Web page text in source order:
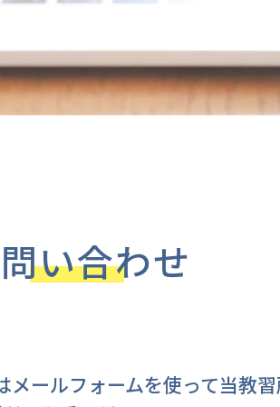
い合わせ
メールフォームを使って当教